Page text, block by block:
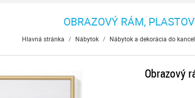
OBRAZOVÝ RÁM,
Hlavná stránka / Nábytok / Nábytok a dekorácia do
Obrazový